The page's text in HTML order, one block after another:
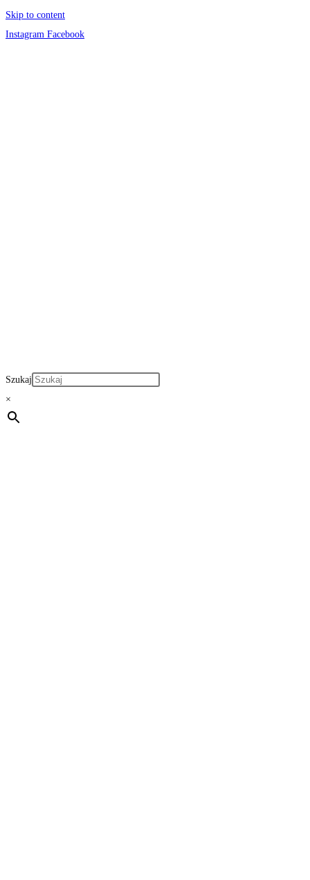
Skip to content
Instagram Facebook
Szukaj
×